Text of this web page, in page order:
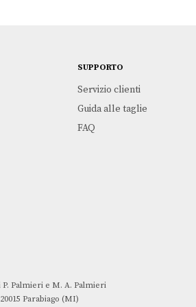
SUPPORTO
Servizio clienti
Guida alle taglie
FAQ
Palmieri e M. A. Palmieri
Parabiago (MI)